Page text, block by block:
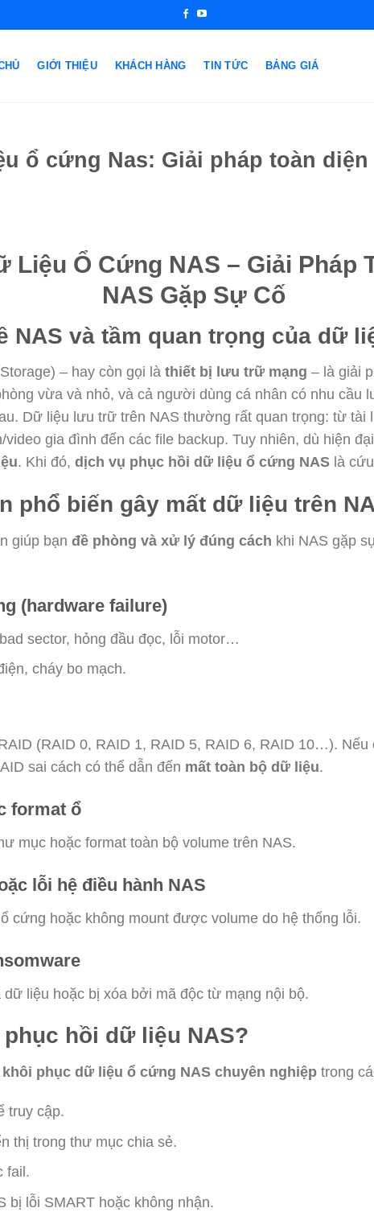
GIỚI THIỆU KHÁCH HÀNG TIN TỨC BẢNG GIÁ
ổ cứng Nas: Giải pháp toàn
Liệu Ổ Cứng NAS – Giải Pháp
NAS Gặp Sự Cố
NAS và tầm quan trọng của dữ
– hay còn gọi là thiết bị lưu trữ mạng – là giải
vừa và nhỏ, và cả người dùng cá nhân có nhu cầu
Dữ liệu lưu trữ trên NAS thường rất quan trọng: từ tài
gia đình đến các file backup. Tuy nhiên, dù hiện
. Khi đó, dịch vụ phục hồi dữ liệu ổ cứng NAS là
phổ biến gây mất dữ liệu trên
giúp bạn đề phòng và xử lý đúng cách khi NAS gặp
(hardware failure)
sector, hỏng đầu đọc, lỗi motor…
cháy bo mạch.
(RAID 0, RAID 1, RAID 5, RAID 6, RAID 10…). Nếu
sai cách có thể dẫn đến mất toàn bộ dữ liệu.
format ổ
mục hoặc format toàn bộ volume trên NAS.
lỗi hệ điều hành NAS
cứng hoặc không mount được volume do hệ thống lỗi.
dữ liệu hoặc bị xóa bởi mã độc từ mạng nội bộ.
hồi dữ liệu NAS?
phục dữ liệu ổ cứng NAS chuyên nghiệp trong
truy cập.
thị trong thư mục chia sẻ.
fail.
bị lỗi SMART hoặc không nhận.